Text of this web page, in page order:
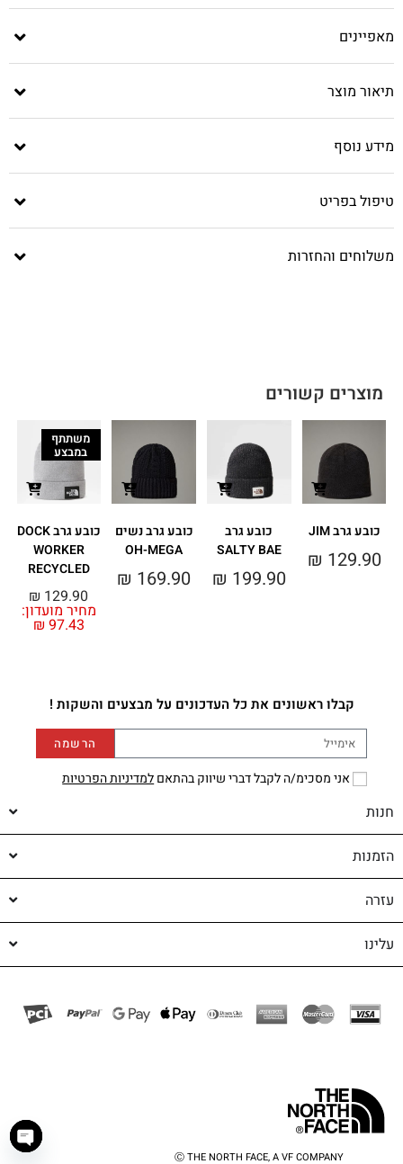
מאפיינים
תיאור מוצר
מידע נוסף
טיפול בפריט
משלוחים והחזרות
מוצרים קשורים
כובע גרב JIM
₪ 129.90
כובע גרב
SALTY BAE
₪ 199.90
כובע גרב נשים
OH-MEGA
₪ 169.90
משתתף
במבצע
כובע גרב DOCK
WORKER
RECYCLED
מחיר מועדון:
₪ 97.43
₪ 129.90
קבלו ראשונים את כל העדכונים על מבצעים והשקות !
אני מסכימ/ה לקבל דברי שיווק בהתאםלמדיניות הפרטיות
הרשמה
חנות
הזמנות
עזרה
עלינו
Ⓒ THE NORTH FACE, A VF COMPANY